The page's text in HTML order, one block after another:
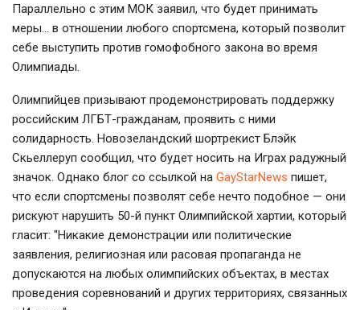
Параллельно с этим МОК заявил, что будет принимать
меры… в отношении любого спортсмена, который позволит
себе выступить против гомофобного закона во время
Олимпиады.
Олимпийцев призывают продемонстрировать поддержку
российским ЛГБТ-гражданам, проявить с ними
солидарность. Новозеландский шортрекист Блэйк
Скьеллеруп сообщил, что будет носить на Играх радужный
значок. Однако блог со ссылкой на GayStarNews пишет,
что если спортсмены позволят себе нечто подобное — они
рискуют нарушить 50-й пункт Олимпийской хартии, который
гласит: "Никакие демонстрации или политические
заявления, религиозная или расовая пропаганда не
допускаются на любых олимпийских объектах, в местах
проведения соревнований и других территориях, связанных